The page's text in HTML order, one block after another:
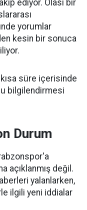
ediyor. Olası bir
yorumlar
kesin bir sonuca
süre içerisinde
bilgilendirmesi
Durum
açıklanmış değil.
yalanlarken,
ilgili yeni iddialar